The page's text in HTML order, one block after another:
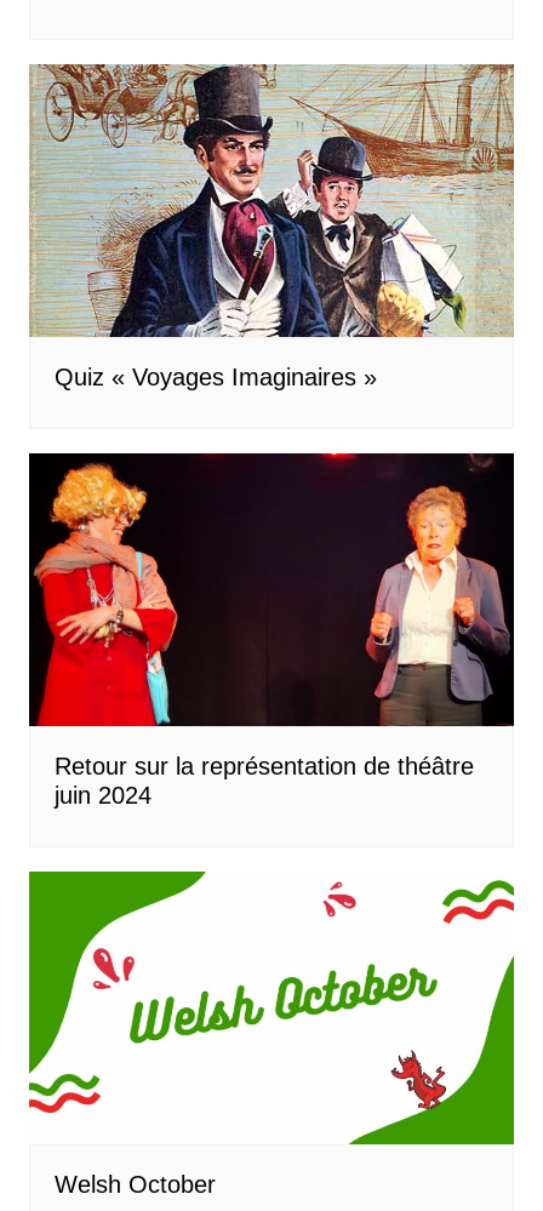
Quiz « Voyages Imaginaires »
Retour sur la représentation de théâtre
juin 2024
Welsh October